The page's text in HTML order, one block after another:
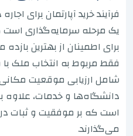
فرآیند خرید آپارتمان برای
یک مرحله سرمایه‌گذاری است
برای اطمینان از بهترین
فقط مربوط به انتخاب ملک
شامل ارزیابی موقعیت
دانشگاه‌ها و خدمات، علاوه
است که بر موفقیت و ثبات
می‌گذارند.